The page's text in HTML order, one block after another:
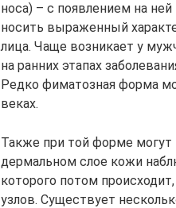
носа) – с появлением на
носить выраженный
лица. Чаще возникает у
на ранних этапах
Редко фиматозная форма
веках.
Также при той форме могут
дермальном слое кожи
которого потом
узлов. Существует